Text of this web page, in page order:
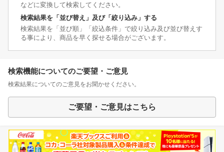
などに変換して検索してください。
検索結果を「並び替え」及び「絞り込み」する
検索結果を「並び順」「絞込条件」で絞り込み及び並び替えす
る事により、商品を早く探せる場合がございます。
検索機能についてのご要望・ご意見
検索結果についてのご意見をお聞かせください。
ご要望・ご意見はこちら